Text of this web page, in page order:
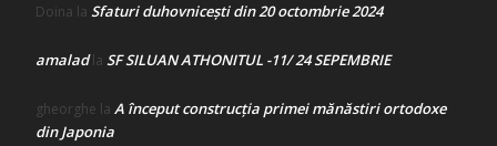
Doina la Sfaturi duhovnicești din 20 octombrie 2024
amaladla SF SILUAN ATHONITUL -11/ 24 SEPEMBRIE
gheorghe la A început construcţia primei mănăstiri ortodoxe
din Japonia